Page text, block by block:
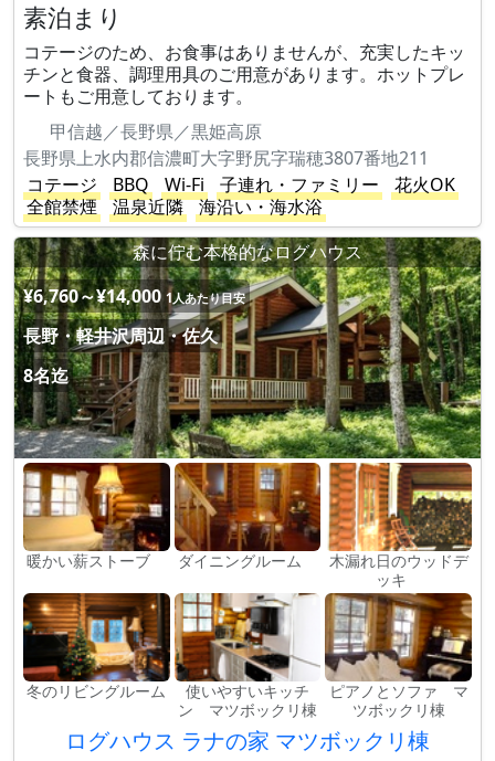
素泊まり
コテージのため、お食事はありませんが、充実したキッ
チンと食器、調理用具のご用意があります。ホットプレ
ートもご用意しております。
甲信越／長野県／黒姫高原
長野県上水内郡信濃町大字野尻字瑞穂3807番地211
コテージ
BBQ Wi-Fi 子連れ・ファミリー
花火OK
全館禁煙
温泉近隣
海沿い・海水浴
森に佇む本格的なログハウス
¥6,760～¥14,000 1人あたり目安
長野・軽井沢周辺・佐久
8名迄
暖かい薪ストーブ ダイニングルーム
木漏れ日のウッドデ
ッキ
冬のリビングルーム
使いやすいキッチ
ン マツボックリ棟
ピアノとソファ マ
ツボックリ棟
ログハウス ラナの家 マツボックリ棟